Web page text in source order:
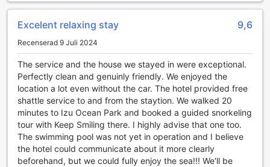
områdena finns även Wi-Fi, vilket gör det enkelt att surfa
eller arbeta online när du är ute och rör dig i hotellet.
För gäster som behöver extra hjälp med bagage finns en
luggage storage-tjänst, och hotellet erbjuder även daglig
Dessutom finns en tvättomat för de som vill fräscha upp
kläder under sin vistelse. För rökare finns en särskild
rökavdelning, och för att tillgodose behovet av snacks och
drycker finns en vending machine tillgänglig. Hotellet
strävar efter att ge en bekymmersfri och komfortabel
upplevelse för alla gäster.
Bekväma transportalternativ vid Lenessa Jyougasaki
Excelent relaxing stay 9,6
Recenserad 9 Juli 2024
The service and the house we stayed in were exceptional.
Perfectly clean and genuinly friendly. We enjoyed the
location a lot even without the car. The hotel provided free
shattle service to and from the staytion. We walked 20
minutes to Izu Ocean Park and booked a guided snorkeling
tour with Keep Smiling there. I highly advise that one too.
The swimming pool was not yet in operation and I believe
the hotel could communicate about it more clearly
beforehand, but we could fully enjoy the sea!!! We'll be